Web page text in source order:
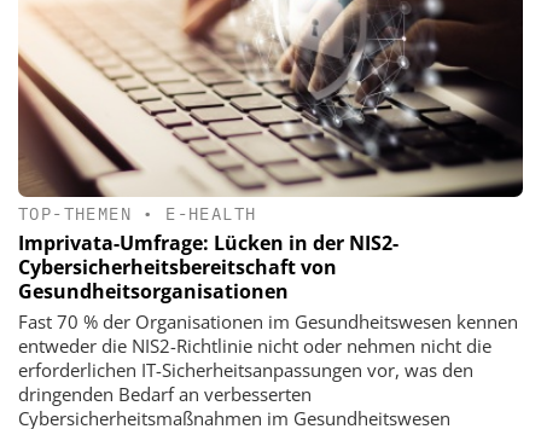
TOP-THEMEN • E-HEALTH
Imprivata-Umfrage: Lücken in der NIS2-
Cybersicherheitsbereitschaft von
Gesundheitsorganisationen
Fast 70 % der Organisationen im Gesundheitswesen kennen
entweder die NIS2-Richtlinie nicht oder nehmen nicht die
erforderlichen IT-Sicherheitsanpassungen vor, was den
dringenden Bedarf an verbesserten
Cybersicherheitsmaßnahmen im Gesundheitswesen